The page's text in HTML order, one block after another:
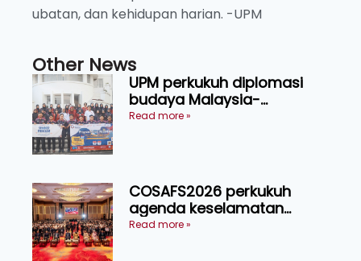
ubatan, dan kehidupan harian. -UPM
Other News
UPM perkukuh diplomasi
budaya Malaysia-
Indonesia melalui Narasi
Read more »
COSAFS2026 perkukuh
agenda keselamatan
makanan, AgriHub pacu
Read more »